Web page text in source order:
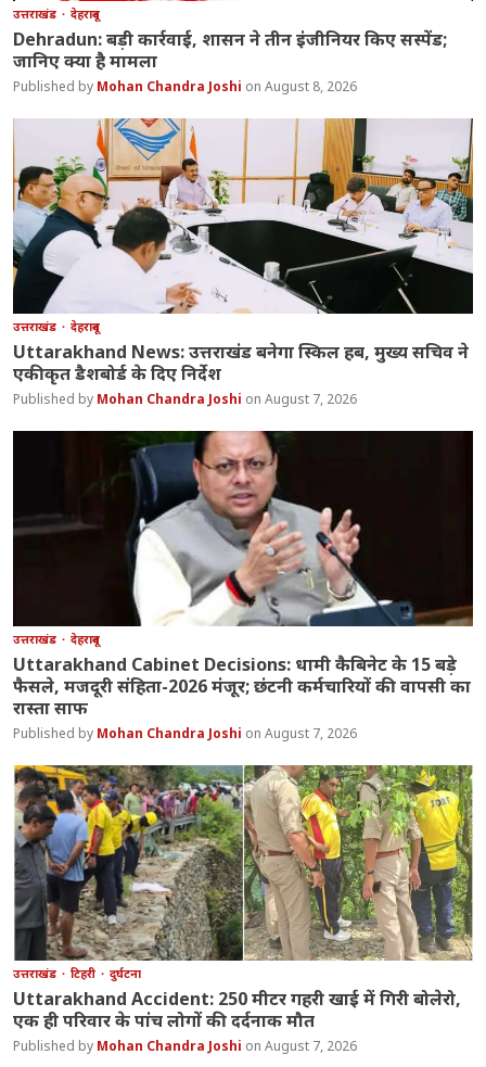
उत्तराखंड देहरादून
Dehradun: बड़ी कार्रवाई, शासन ने तीन इंजीनियर किए सस्पेंड;
जानिए क्या है मामला
Mohan Chandra Joshi August 8, 2026
उत्तराखंड देहरादून
Uttarakhand News: उत्तराखंड बनेगा स्किल हब, मुख्य सचिव ने
एकीकृत डैशबोर्ड के दिए निर्देश
Mohan Chandra Joshi August 7, 2026
उत्तराखंड देहरादून
Uttarakhand Cabinet Decisions: धामी कैबिनेट के 15 बड़े
फैसले, मजदूरी संहिता-2026 मंजूर; छंटनी कर्मचारियों की वापसी का
रास्ता साफ
Mohan Chandra Joshi August 7, 2026
उत्तराखंड टिहरी दुर्घटना
Uttarakhand Accident: 250 मीटर गहरी खाई में गिरी बोलेरो,
एक ही परिवार के पांच लोगों की दर्दनाक मौत
Mohan Chandra Joshi August 7, 2026